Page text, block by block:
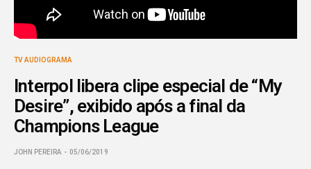
TV AUDIOGRAMA
Interpol libera clipe especial de “My
Desire”, exibido após a final da
Champions League
JOHN PEREIRA 05/06/2019